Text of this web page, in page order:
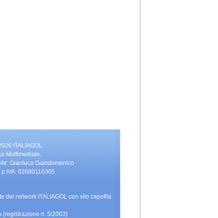
ITALIAGOL
Multimediale.
Gianluca Giandomenico
02880110305
del network ITALIAGOL con sito capofila
(registrazione n. 5/2003)